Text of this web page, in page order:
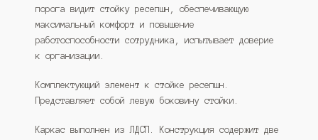
порога видит стойку ресепшн, обеспечивающую
максимальный комфорт и повышение
работоспособности сотрудника, испытывает доверие
к организации.
Комплектующий элемент к стойке ресепшн.
Представляет собой левую боковину стойки.
Каркас выполнен из ЛДСП. Конструкция содержит две